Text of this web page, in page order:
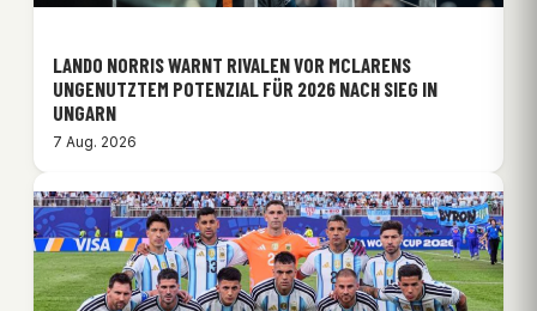
LANDO NORRIS WARNT RIVALEN VOR MCLARENS
UNGENUTZTEM POTENZIAL FÜR 2026 NACH SIEG IN
UNGARN
7 Aug. 2026